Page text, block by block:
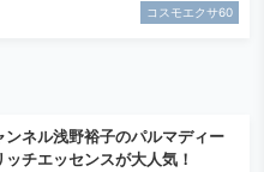
コスモエクサ60
ンネル浅野裕子のパルマディー
チエッセンスが大人気！